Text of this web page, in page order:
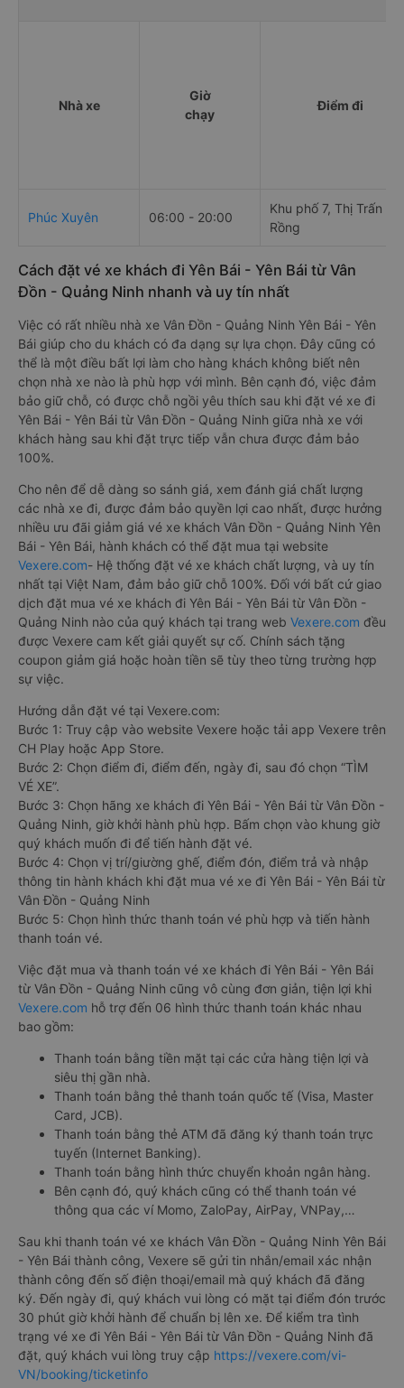
Nhà xe
Giờ
chạy
Điểm đi
Phúc Xuyên 06:00 - 20:00
Khu phố 7, Thị Trấn Cái
Rồng
Cách đặt vé xe khách đi Yên Bái - Yên Bái từ Vân
Đồn - Quảng Ninh nhanh và uy tín nhất
Việc có rất nhiều nhà xe Vân Đồn - Quảng Ninh Yên Bái - Yên
Bái giúp cho du khách có đa dạng sự lựa chọn. Đây cũng có
thể là một điều bất lợi làm cho hàng khách không biết nên
chọn nhà xe nào là phù hợp với mình. Bên cạnh đó, việc đảm
bảo giữ chỗ, có được chỗ ngồi yêu thích sau khi đặt vé xe đi
Yên Bái - Yên Bái từ Vân Đồn - Quảng Ninh giữa nhà xe với
khách hàng sau khi đặt trực tiếp vẫn chưa được đảm bảo
100%.
Cho nên để dễ dàng so sánh giá, xem đánh giá chất lượng
các nhà xe đi, được đảm bảo quyền lợi cao nhất, được hưởng
nhiều ưu đãi giảm giá vé xe khách Vân Đồn - Quảng Ninh Yên
Bái - Yên Bái, hành khách có thể đặt mua tại website
Vexere.com- Hệ thống đặt vé xe khách chất lượng, và uy tín
nhất tại Việt Nam, đảm bảo giữ chỗ 100%. Đối với bất cứ giao
dịch đặt mua vé xe khách đi Yên Bái - Yên Bái từ Vân Đồn -
Quảng Ninh nào của quý khách tại trang web Vexere.com đều
được Vexere cam kết giải quyết sự cố. Chính sách tặng
coupon giảm giá hoặc hoàn tiền sẽ tùy theo từng trường hợp
sự việc.
Hướng dẫn đặt vé tại Vexere.com:
Bước 1: Truy cập vào website Vexere hoặc tải app Vexere trên
CH Play hoặc App Store.
Bước 2: Chọn điểm đi, điểm đến, ngày đi, sau đó chọn “TÌM
VÉ XE”.
Bước 3: Chọn hãng xe khách đi Yên Bái - Yên Bái từ Vân Đồn -
Quảng Ninh, giờ khởi hành phù hợp. Bấm chọn vào khung giờ
quý khách muốn đi để tiến hành đặt vé.
Bước 4: Chọn vị trí/giường ghế, điểm đón, điểm trả và nhập
thông tin hành khách khi đặt mua vé xe đi Yên Bái - Yên Bái từ
Vân Đồn - Quảng Ninh
Bước 5: Chọn hình thức thanh toán vé phù hợp và tiến hành
thanh toán vé.
Việc đặt mua và thanh toán vé xe khách đi Yên Bái - Yên Bái
từ Vân Đồn - Quảng Ninh cũng vô cùng đơn giản, tiện lợi khi
Vexere.com hỗ trợ đến 06 hình thức thanh toán khác nhau
bao gồm:
Thanh toán bằng tiền mặt tại các cửa hàng tiện lợi và
siêu thị gần nhà.
Thanh toán bằng thẻ thanh toán quốc tế (Visa, Master
Card, JCB).
Thanh toán bằng thẻ ATM đã đăng ký thanh toán trực
tuyến (Internet Banking).
Thanh toán bằng hình thức chuyển khoản ngân hàng.
Bên cạnh đó, quý khách cũng có thể thanh toán vé
thông qua các ví Momo, ZaloPay, AirPay, VNPay,…
Sau khi thanh toán vé xe khách Vân Đồn - Quảng Ninh Yên Bái
- Yên Bái thành công, Vexere sẽ gửi tin nhắn/email xác nhận
thành công đến số điện thoại/email mà quý khách đã đăng
ký. Đến ngày đi, quý khách vui lòng có mặt tại điểm đón trước
30 phút giờ khởi hành để chuẩn bị lên xe. Để kiểm tra tình
trạng vé xe đi Yên Bái - Yên Bái từ Vân Đồn - Quảng Ninh đã
đặt, quý khách vui lòng truy cập https://vexere.com/vi-
VN/booking/ticketinfo